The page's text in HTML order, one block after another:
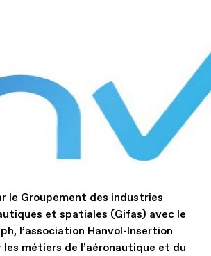
le Groupement des industries
et spatiales (Gifas) avec le
l’association Hanvol-Insertion
les métiers de l’aéronautique et du